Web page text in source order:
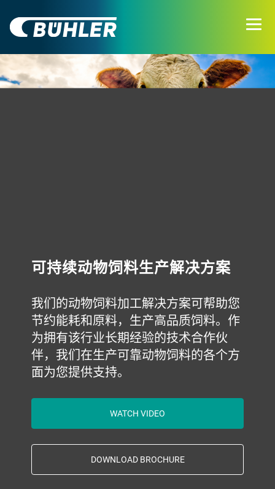
可持续动物饲料生产解决方案
我们的动物饲料加工解决方案可帮助您
节约能耗和原料，生产高品质饲料。作
为拥有该行业长期经验的技术合作伙
伴，我们在生产可靠动物饲料的各个方
面为您提供支持。
WATCH VIDEO
DOWNLOAD BROCHURE